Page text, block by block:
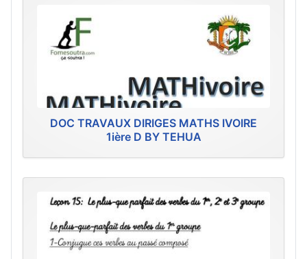
DOC TRAVAUX DIRIGES MATHS IVOIRE
1ière D BY TEHUA